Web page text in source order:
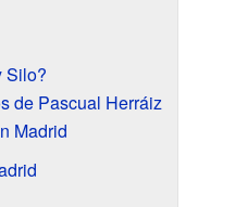
Silo?
de Pascual Herráiz
Madrid